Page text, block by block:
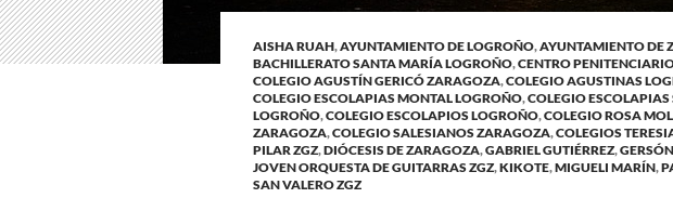
AISHA RUAH,AYUNTAMIENTO DE LOGROÑO,AYUNTAMIENTO DE
BACHILLERATO SANTA MARÍA LOGROÑO,CENTRO
COLEGIO AGUSTÍN GERICÓ ZARAGOZA,COLEGIO AGUSTINAS
COLEGIO ESCOLAPIAS MONTAL LOGROÑO,COLEGIO ESCOLAPIAS
LOGROÑO,COLEGIO ESCOLAPIOS LOGROÑO,COLEGIO ROSA
ZARAGOZA,COLEGIO SALESIANOS ZARAGOZA,COLEGIOS
PILAR ZGZ,DIÓCESIS DE ZARAGOZA,GABRIEL GUTIÉRREZ,
JOVEN ORQUESTA DE GUITARRAS ZGZ,KIKOTE,MIGUELI MARÍN,
SAN VALERO ZGZ